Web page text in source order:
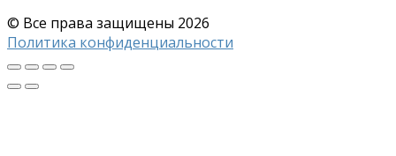
© Все права защищены 2026
Политика конфиденциальности